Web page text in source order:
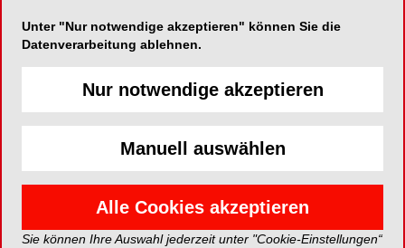
PRODUKTE
Unter "Nur notwendige akzeptieren" können Sie die
Datenverarbeitung ablehnen.
Nur notwendige akzeptieren
Manuell auswählen
Alle Cookies akzeptieren
Sie können Ihre Auswahl jederzeit unter "Cookie-Einstellungen“